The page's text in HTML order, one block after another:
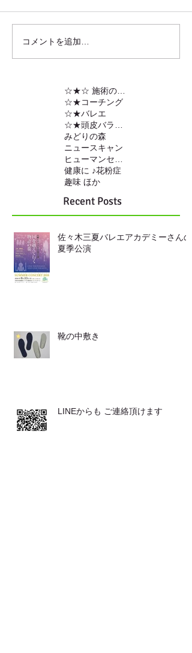
コメントを追加…
☆★コーチング
☆★バレエ
みどりの森
ニュースキャン
健康に ♪花粉症
趣味 ほか
Recent Posts
佐々木三夏バレエアカデミーさんの
夏季公演
靴の中敷き
LINEからも ご連絡頂けます